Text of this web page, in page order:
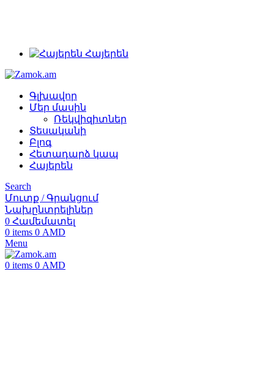
Հայերեն
Գլխավոր
Մեր մասին
Ռեկվիզիտներ
Տեսականի
Բլոգ
Հետադարձ կապ
Հայերեն
Search
Մուտք / Գրանցում
Նախընտրելիներ
0 Համեմատել
0 items 0 AMD
Menu
0 items 0 AMD